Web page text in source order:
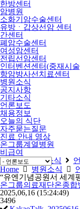
한방센터
암병원
소화기암수술센터
유방ㆍ갑상선암 센터
간센터
폐암수술센터
여성암센터
전립선암센터
인터벤션센터(중재시
항암방사선치료센터
병원소식
공지사항
기타소식
언론보도
채용정보
오늘의 식단
자주묻는질문
진료 안내 영상
온그룹계열병원
비급여
Home
병원소식
Home
병원소식
“유엔기념공원서 세계
온그룹의료재단온종합
2025,06,16 (15:24:49)
3496